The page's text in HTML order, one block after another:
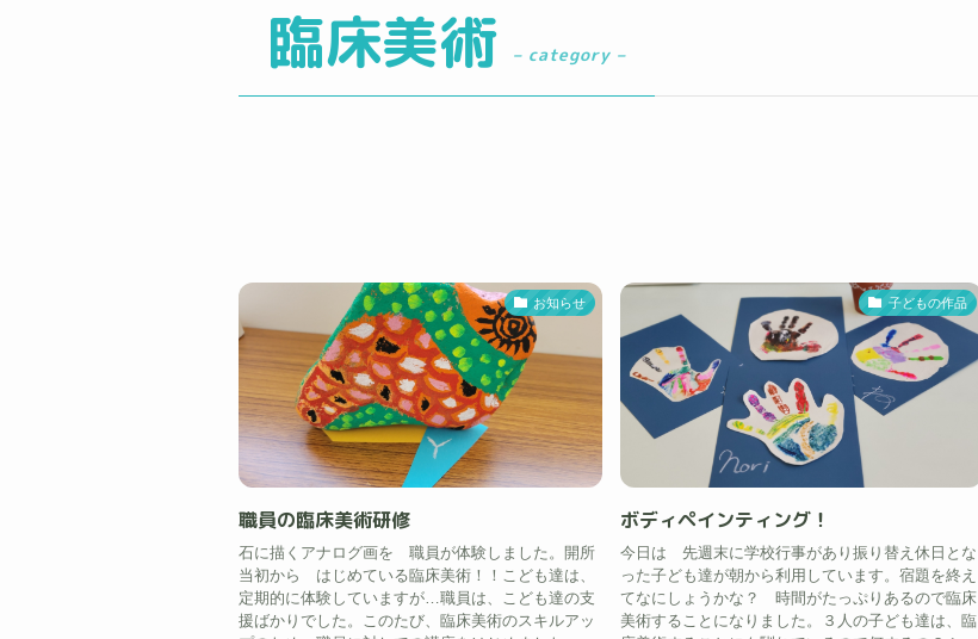
臨床美術 – category –
お知らせ
職員の臨床美術研修
石に描くアナログ画を 職員が体験しました。開所
当初から はじめている臨床美術！！こども達は、
定期的に体験していますが…職員は、こども達の支
援ばかりでした。このたび、臨床美術のスキルアッ
子どもの作品
ボディペインティング！
今日は 先週末に学校行事があり振り替え休日とな
った子ども達が朝から利用しています。宿題を終え
てなにしょうかな？ 時間がたっぷりあるので臨床
美術することになりました。３人の子ども達は、臨